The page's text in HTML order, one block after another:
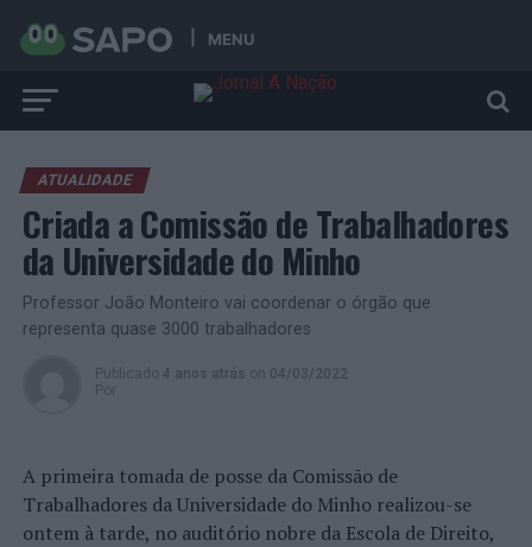
MENU
ATUALIDADE
Criada a Comissão de Trabalhadores
da Universidade do Minho
Professor João Monteiro vai coordenar o órgão que
representa quase 3000 trabalhadores
Publicado 4 anos atrás on 04/03/2022
Por
A primeira tomada de posse da Comissão de
Trabalhadores da Universidade do Minho realizou-se
ontem à tarde, no auditório nobre da Escola de Direito,